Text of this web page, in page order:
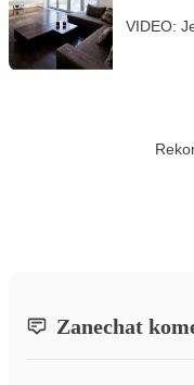
VIDEO:
Zanechat